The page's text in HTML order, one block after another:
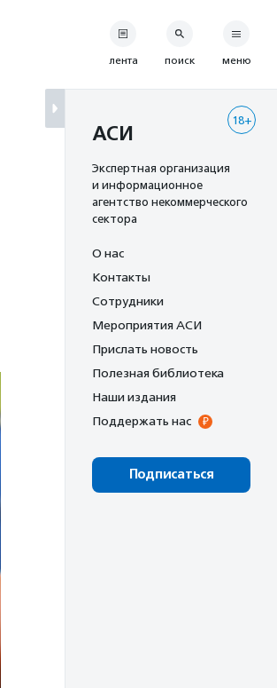
лента поиск меню
18+
АСИ
Экспертная организация
и информационное
агентство некоммерческого
сектора
О нас
Контакты
Сотрудники
Мероприятия АСИ
Прислать новость
Полезная библиотека
Наши издания
Поддержать нас
Подписаться